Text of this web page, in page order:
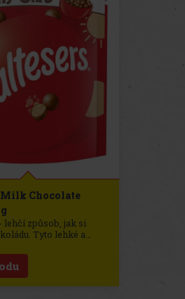
Chocolate
způsob, jak si
Tyto lehké a
středy obalené v
čokoládě byly poprvé
ve Velké Británii v roce